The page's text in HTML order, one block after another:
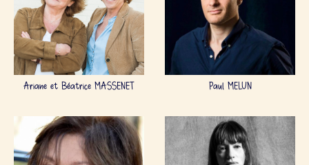
Ariane et Béatrice MASSENET Paul MELUN